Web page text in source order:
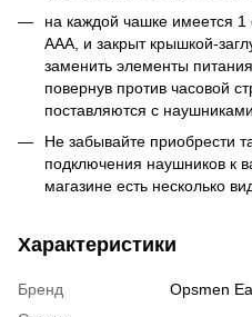
на каждой чашке имеется 1
AAA, и закрыт крышкой-
заменить элементы
повернув против часовой
поставляются с
Не забывайте приобрести
подключения наушников к
магазине есть несколько
Характеристики
Бренд
Opsmen